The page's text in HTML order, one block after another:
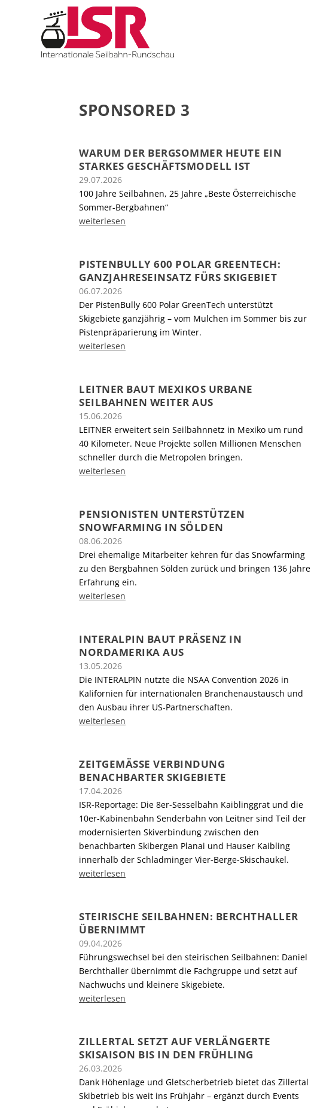
SPONSORED 3
WARUM DER BERGSOMMER HEUTE EIN
STARKES GESCHÄFTSMODELL IST
29.07.2026
100 Jahre Seilbahnen, 25 Jahre „Beste Österreichische
Sommer-Bergbahnen“
weiterlesen
PISTENBULLY 600 POLAR GREENTECH:
GANZJAHRESEINSATZ FÜRS SKIGEBIET
06.07.2026
Der PistenBully 600 Polar GreenTech unterstützt
Skigebiete ganzjährig – vom Mulchen im Sommer bis zur
Pistenpräparierung im Winter.
weiterlesen
LEITNER BAUT MEXIKOS URBANE
SEILBAHNEN WEITER AUS
15.06.2026
LEITNER erweitert sein Seilbahnnetz in Mexiko um rund
40 Kilometer. Neue Projekte sollen Millionen Menschen
schneller durch die Metropolen bringen.
weiterlesen
PENSIONISTEN UNTERSTÜTZEN
SNOWFARMING IN SÖLDEN
08.06.2026
Drei ehemalige Mitarbeiter kehren für das Snowfarming
zu den Bergbahnen Sölden zurück und bringen 136 Jahre
Erfahrung ein.
weiterlesen
INTERALPIN BAUT PRÄSENZ IN
NORDAMERIKA AUS
13.05.2026
Die INTERALPIN nutzte die NSAA Convention 2026 in
Kalifornien für internationalen Branchenaustausch und
den Ausbau ihrer US-Partnerschaften.
weiterlesen
ZEITGEMÄSSE VERBINDUNG B
ENACHBARTER SKIGEBIETE
17.04.2026
ISR-Reportage: Die 8er-Sesselbahn Kaiblinggrat und die
10er-Kabinenbahn Senderbahn von Leitner sind Teil der
modernisierten Skiverbindung zwischen den
benachbarten Skibergen Planai und Hauser Kaibling
innerhalb der Schladminger Vier-Berge-Skischaukel.
weiterlesen
STEIRISCHE SEILBAHNEN: BERCHTHALLER
ÜBERNIMMT
09.04.2026
Führungswechsel bei den steirischen Seilbahnen: Daniel
Berchthaller übernimmt die Fachgruppe und setzt auf
Nachwuchs und kleinere Skigebiete.
weiterlesen
ZILLERTAL SETZT AUF VERLÄNGERTE
SKISAISON BIS IN DEN FRÜHLING
26.03.2026
Dank Höhenlage und Gletscherbetrieb bietet das Zillertal
Skibetrieb bis weit ins Frühjahr – ergänzt durch Events